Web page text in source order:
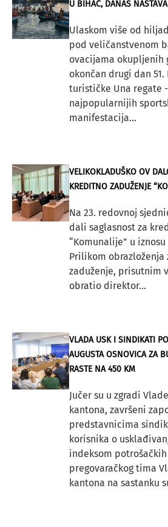
U BIHAĆ, DANAS
Ulaskom više od
pod veličanstvenom
ovacijama okupljenih
okončan drugi dan
turističke Una regate
najpopularnijih
manifestacija...
VELIKOKLADUŠKO OV
KREDITNO ZADUŽENJE
Na 23. redovnoj
dali saglasnost za
“Komunalije” u iznosu
Prilikom obrazloženja
zaduženje, prisutnim
obratio direktor...
VLADA USK I SINDIKATI
AUGUSTA OSNOVICA ZA
RASTE NA 450 KM
Jučer su u zgradi
kantona, završeni
predstavnicima
korisnika o
indeksom
pregovaračkog tima
kantona na sastanku